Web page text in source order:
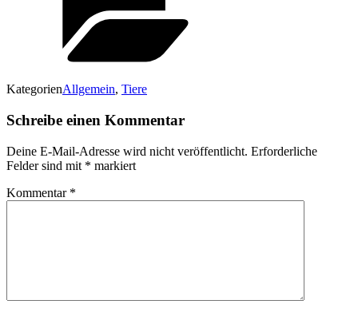
KategorienAllgemein, Tiere
Schreibe einen Kommentar
Deine E-Mail-Adresse wird nicht veröffentlicht. Erforderliche
Felder sind mit * markiert
Kommentar *